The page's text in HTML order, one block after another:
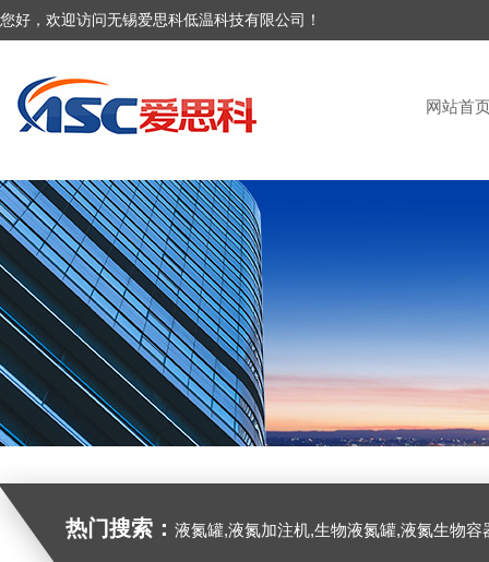
您好，欢迎访问无锡爱思科低温科技有限公司！
网站首
热门搜索： 液氮罐,液氮加注机,生物液氮罐,液氮生物容器,